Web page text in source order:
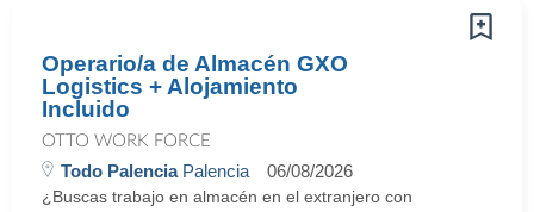
Operario/a de Almacén GXO
Logistics + Alojamiento
Incluido
OTTO WORK FORCE
Todo PalenciaPalencia 06/08/2026
¿Buscas trabajo en almacén en el extranjero con